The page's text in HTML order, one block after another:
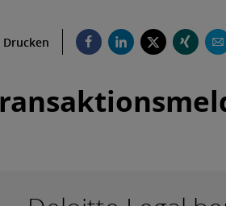
Drucken